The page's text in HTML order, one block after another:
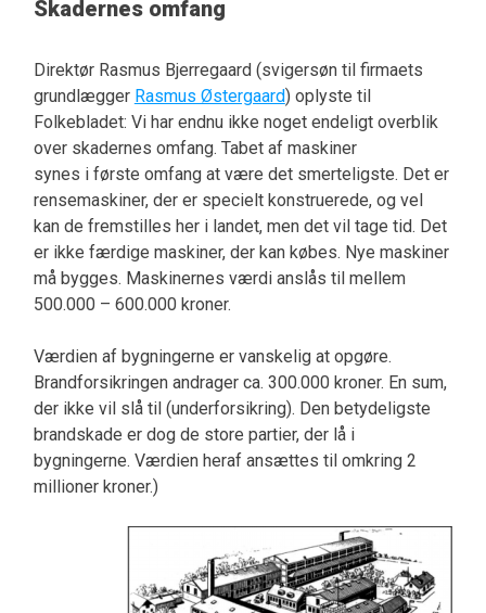
Skadernes omfang
Direktør Rasmus Bjerregaard (svigersøn til firmaets
grundlægger Rasmus Østergaard) oplyste til
Folkebladet: Vi har endnu ikke noget endeligt overblik
over skadernes omfang. Tabet af maskiner
synes i første omfang at være det smerteligste. Det er
rensemaskiner, der er specielt konstruerede, og vel
kan de fremstilles her i landet, men det vil tage tid. Det
er ikke færdige maskiner, der kan købes. Nye maskiner
må bygges. Maskinernes værdi anslås til mellem
500.000 – 600.000 kroner.
Værdien af bygningerne er vanskelig at opgøre.
Brandforsikringen andrager ca. 300.000 kroner. En sum,
der ikke vil slå til (underforsikring). Den betydeligste
brandskade er dog de store partier, der lå i
bygningerne. Værdien heraf ansættes til omkring 2
millioner kroner.)